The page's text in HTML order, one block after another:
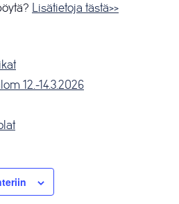
Lisätietoja tästä>>
12.-14.3.2026